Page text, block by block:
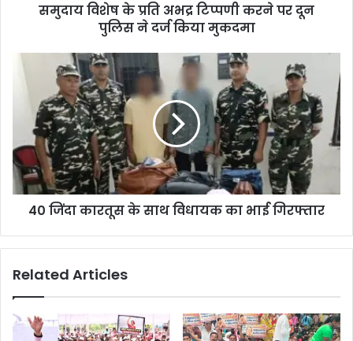
समुदाय विशेष के प्रति अभद्र टिप्पणी करने पर दून
पुलिस ने दर्ज किया मुकदमा
40 जिंदा कारतूस के साथ विधायक का भाई गिरफ्तार
Related Articles